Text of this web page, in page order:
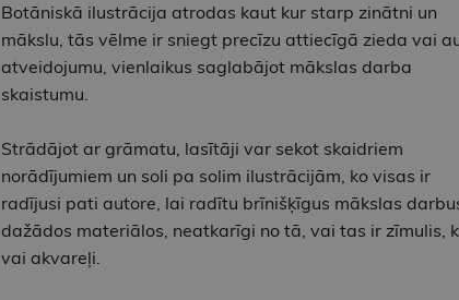
Botāniskā ilustrācija atrodas kaut kur starp zinātni un
mākslu, tās vēlme ir sniegt precīzu attiecīgā zieda vai
atveidojumu, vienlaikus saglabājot mākslas darba
skaistumu.
Strādājot ar grāmatu, lasītāji var sekot skaidriem
norādījumiem un soli pa solim ilustrācijām, ko visas ir
radījusi pati autore, lai radītu brīnišķīgus mākslas
dažādos materiālos, neatkarīgi no tā, vai tas ir zīmulis,
vai akvareļi.